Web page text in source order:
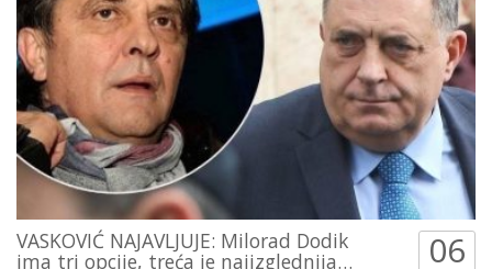
VASKOVIĆ NAJAVLJUJE: Milorad Dodik
ima tri opcije, treća je najizglednija… 06